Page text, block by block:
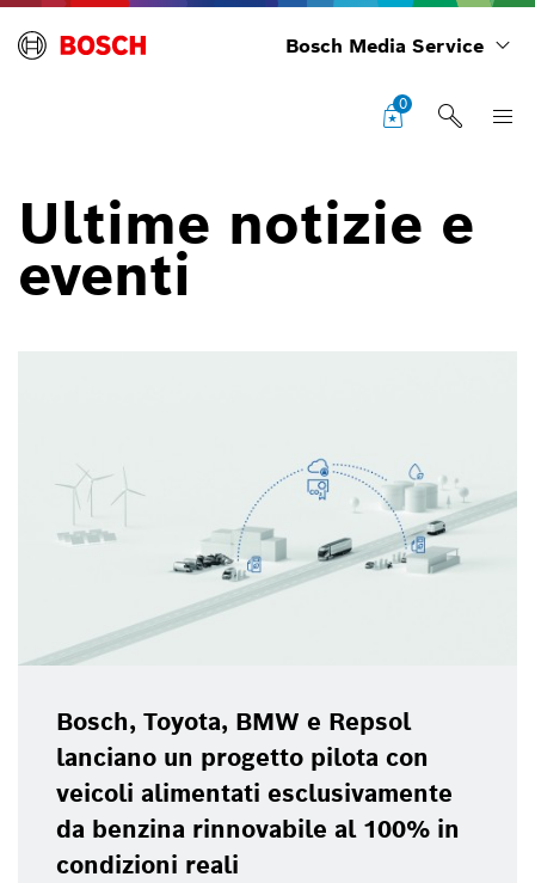
Bosch Media Service
0
Ultime notizie e
eventi
Bosch, Toyota, BMW e Repsol
lanciano un progetto pilota con
veicoli alimentati esclusivamente
da benzina rinnovabile al 100% in
condizioni reali